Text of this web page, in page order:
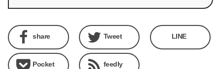
share Tweet LINE
Pocket feedly